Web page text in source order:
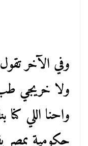
وفي الآخر
ولا خريجي
واحنا اللي